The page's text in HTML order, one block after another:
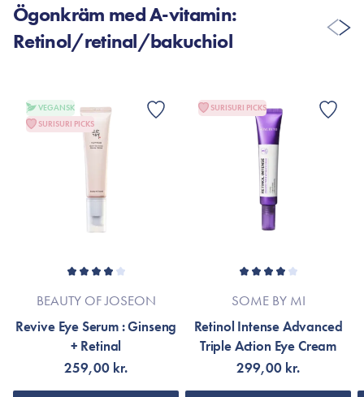
Ögonkräm med A-vitamin:
Retinol/retinal/bakuchiol
VEGANSK
SURISURI PICKS
BEAUTY OF JOSEON
Revive Eye Serum : Ginseng
+ Retinal
259,00 kr.
SURISURI PICKS
SOME BY MI
Retinol Intense Advanced
Triple Action Eye Cream
299,00 kr.